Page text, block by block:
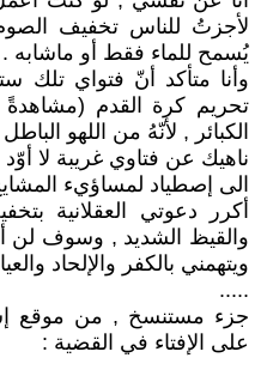
لأجزتُ للناس تخفيف
يُسمح للماء فقط أو ماشابه .
وأنا متأكد أنّ فتواي تلك
تحريم كرة القدم
الكبائر , لأنّهُ من اللهو
ناهيك عن فتاوي غريبة لا
الى إصطياد لمساؤيء
أكرر دعوتي العقلانية
والقيظ الشديد , وسوف لن
ويتهمني بالكفر والإلحاد
.....
جزء مستنسخ , من موقع
على الإفتاء في القضية :